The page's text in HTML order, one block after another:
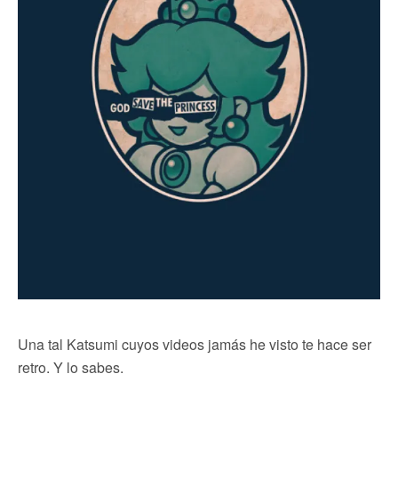
Una tal Katsumi cuyos videos jamás he visto te hace ser
retro. Y lo sabes.